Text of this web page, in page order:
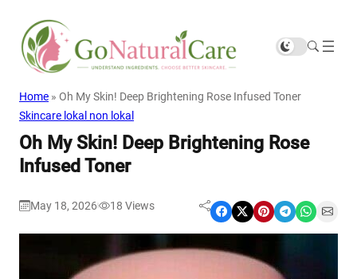
Home » Oh My Skin! Deep Brightening Rose Infused Toner
Skincare lokal non lokal
Oh My Skin! Deep Brightening Rose
Infused Toner
May 18, 2026 18 Views Share on Facebook Share on X Share on Pinterest Share on Telegram Share on WhatsApp Share on Email